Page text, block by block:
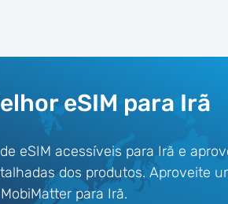
eSIM para Irã
eSIM acessíveis para Irã e
dos produtos. Aproveite
para Irã.